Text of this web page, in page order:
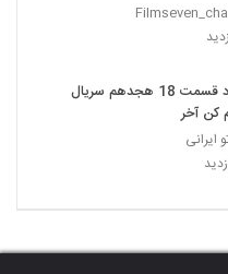
دانلود قسمت 18 هجدهم سریال
کن آخر
ایرانی